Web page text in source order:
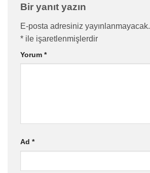
Bir yanıt yazın
E-posta adresiniz yayınlanmayacak.
* ile işaretlenmişlerdir
Yorum *
Ad *